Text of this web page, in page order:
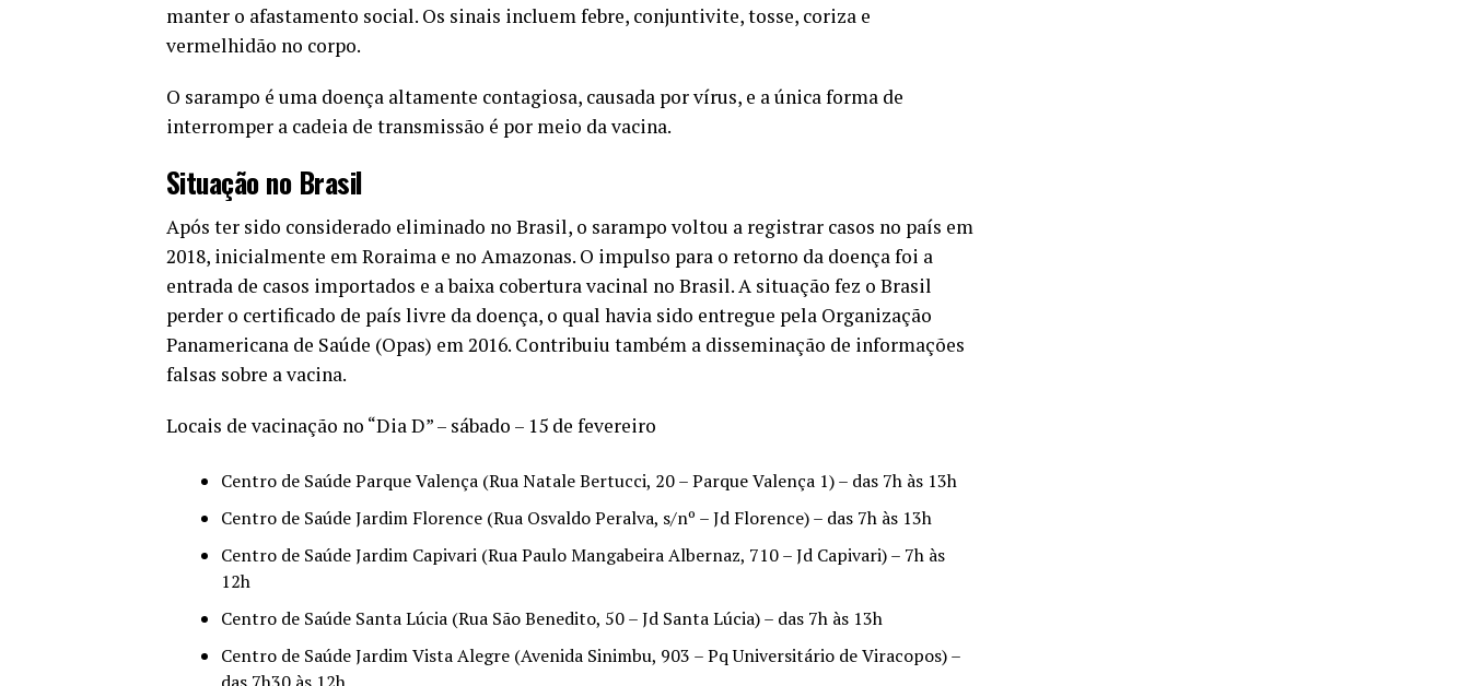
manter o afastamento social. Os sinais incluem febre, conjuntivite, tosse, coriza e
vermelhidão no corpo.
O sarampo é uma doença altamente contagiosa, causada por vírus, e a única forma de
interromper a cadeia de transmissão é por meio da vacina.
Situação no Brasil
Após ter sido considerado eliminado no Brasil, o sarampo voltou a registrar casos no país em
2018, inicialmente em Roraima e no Amazonas. O impulso para o retorno da doença foi a
entrada de casos importados e a baixa cobertura vacinal no Brasil. A situação fez o Brasil
perder o certificado de país livre da doença, o qual havia sido entregue pela Organização
Panamericana de Saúde (Opas) em 2016. Contribuiu também a disseminação de informações
falsas sobre a vacina.
Locais de vacinação no “Dia D” – sábado – 15 de fevereiro
Centro de Saúde Parque Valença (Rua Natale Bertucci, 20 – Parque Valença 1) – das 7h às 13h
Centro de Saúde Jardim Florence (Rua Osvaldo Peralva, s/nº – Jd Florence) – das 7h às 13h
Centro de Saúde Jardim Capivari (Rua Paulo Mangabeira Albernaz, 710 – Jd Capivari) – 7h às
12h
Centro de Saúde Santa Lúcia (Rua São Benedito, 50 – Jd Santa Lúcia) – das 7h às 13h
Centro de Saúde Jardim Vista Alegre (Avenida Sinimbu, 903 – Pq Universitário de Viracopos) –